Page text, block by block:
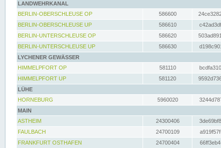
LANDWEHRKANAL
BERLIN-OBERSCHLEUSE OP
586600
BERLIN-OBERSCHLEUSE UP
586610
BERLIN-UNTERSCHLEUSE OP
586620
BERLIN-UNTERSCHLEUSE UP
586630
LYCHENER GEWÄSSER
HIMMELPFORT OP
581110
HIMMELPFORT UP
581120
LÜHE
HORNEBURG
5960020
MAIN
ASTHEIM
24300406
FAULBACH
24700109
FRANKFURT OSTHAFEN
24700404